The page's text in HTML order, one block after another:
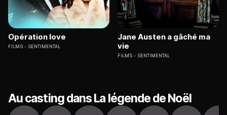
Opération love
FILMS SENTIMENTAL
Jane Austen a gâché ma
vie
FILMS SENTIMENTAL
Au casting dans La légende de Noël